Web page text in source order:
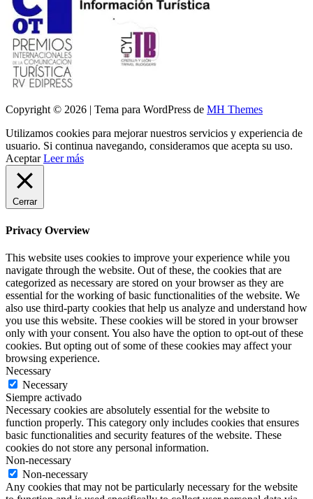
Copyright © 2026 | Tema para WordPress de MH Themes
Utilizamos cookies para mejorar nuestros servicios y experiencia de
usuario. Si continua navegando, consideramos que acepta su uso.
Aceptar Leer más
Cerrar
Privacy Overview
This website uses cookies to improve your experience while you
navigate through the website. Out of these, the cookies that are
categorized as necessary are stored on your browser as they are
essential for the working of basic functionalities of the website. We
also use third-party cookies that help us analyze and understand how
you use this website. These cookies will be stored in your browser
only with your consent. You also have the option to opt-out of these
cookies. But opting out of some of these cookies may affect your
browsing experience.
Necessary
Necessary
Siempre activado
Necessary cookies are absolutely essential for the website to
function properly. This category only includes cookies that ensures
basic functionalities and security features of the website. These
cookies do not store any personal information.
Non-necessary
Non-necessary
Any cookies that may not be particularly necessary for the website